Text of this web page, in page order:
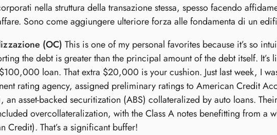
nella struttura della transazione stessa, spesso facendo
Sono come aggiungere ulteriore forza alle fondamenta di un
(OC) This is one of my personal favorites because it’s so
the debt is greater than the principal amount of the debt itself.
loan. That extra $20,000 is your cushion. Just last week, I
rating agency, assigned preliminary ratings to American Credit
an asset-backed securitization (ABS) collateralized by auto loans.
overcollateralization, with the Class A notes benefitting from a
Credit). That’s a significant buffer!